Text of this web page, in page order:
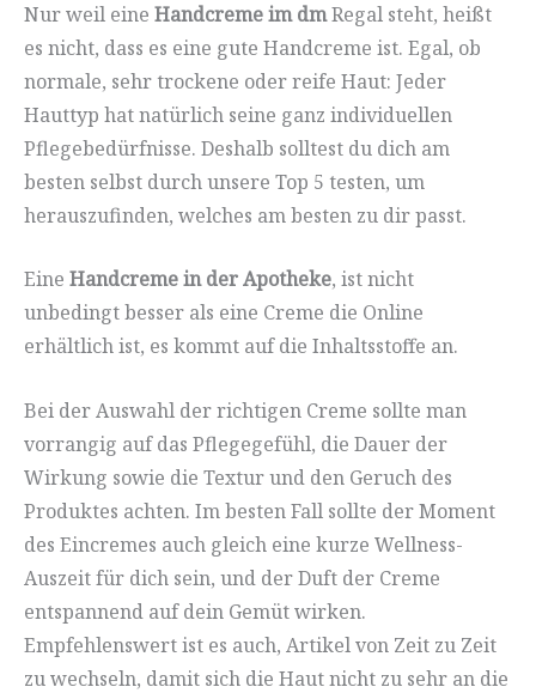
Nur weil eine Handcreme im dmRegal steht, heißt
es nicht, dass es eine gute Handcreme ist. Egal, ob
normale, sehr trockene oder reife Haut: Jeder
Hauttyp hat natürlich seine ganz individuellen
Pflegebedürfnisse. Deshalb solltest du dich am
besten selbst durch unsere Top 5 testen, um
herauszufinden, welches am besten zu dir passt.
Eine Handcreme in der Apotheke, ist nicht
unbedingt besser als eine Creme die Online
erhältlich ist, es kommt auf die Inhaltsstoffe an.
Bei der Auswahl der richtigen Creme sollte man
vorrangig auf das Pflegegefühl, die Dauer der
Wirkung sowie die Textur und den Geruch des
Produktes achten. Im besten Fall sollte der Moment
des Eincremes auch gleich eine kurze Wellness-
Auszeit für dich sein, und der Duft der Creme
entspannend auf dein Gemüt wirken.
Empfehlenswert ist es auch, Artikel von Zeit zu Zeit
zu wechseln, damit sich die Haut nicht zu sehr an die